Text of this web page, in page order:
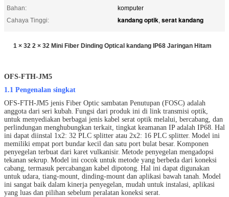
Bahan:
komputer
Cahaya Tinggi:
kandang optik, serat kandang
1 × 32 2 × 32 Mini Fiber Dinding Optical kandang IP68 Jaringan Hitam
OFS-FTH-JM5
1.1 Pengenalan singkat
OFS-FTH-JM5 jenis Fiber Optic sambatan Penutupan (FOSC) adalah
anggota dari seri kubah. Fungsi dari produk ini di link transmisi optik,
untuk menyediakan berbagai jenis kabel serat optik melalui, bercabang, dan
perlindungan menghubungkan terkait, tingkat keamanan IP adalah IP68. Hal
ini dapat diinstal 1x2: 32 PLC splitter atau 2x2: 16 PLC splitter. Model ini
memiliki empat port bundar kecil dan satu port bulat besar. Komponen
penyegelan terbuat dari karet vulkanisir. Metode penyegelan mengadopsi
tekanan sekrup. Model ini cocok untuk metode yang berbeda dari koneksi
cabang, termasuk percabangan kabel dipotong. Hal ini dapat digunakan
untuk udara, tiang-mount, dinding-mount dan aplikasi bawah tanah. Model
ini sangat baik dalam kinerja penyegelan, mudah untuk instalasi, aplikasi
yang luas dan pilihan sebelum peralatan koneksi serat.